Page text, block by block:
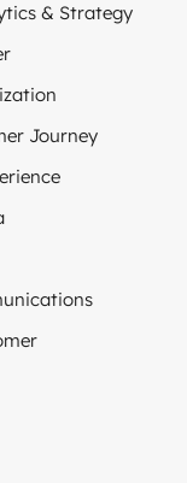
& Strategy
Journey